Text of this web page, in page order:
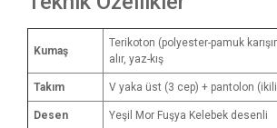
Kumaş
Terikoton (polyester-pamuk
alır, yaz-kış
Takım V yaka üst (3 cep) + pantolon
Desen Yeşil Mor Fuşya Kelebek desenli